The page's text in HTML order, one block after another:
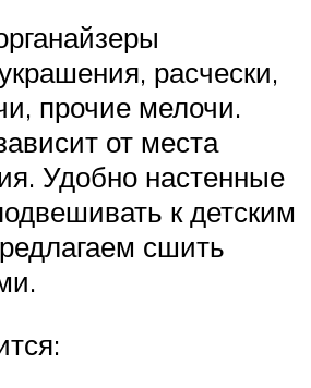
расчески,
прочие мелочи.
от места
Удобно настенные
к детским
сшить